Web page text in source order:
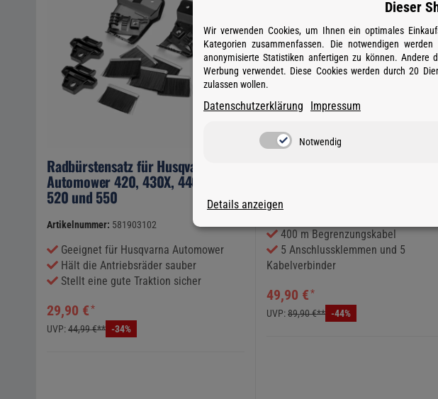
Radbürstensatz für Husqvarna
Automower 420, 430X, 440, 450X,
520 und 550
Artikelnummer: 581903102
Geeignet für Husqvarna Automower
Hält die Antriebsräder sauber
Stellt eine gute Traktion sicher
29,90 €*
UVP:44,99 €** -34%
400 m Begrenzungskabel
5 Anschlussklemmen und 5
Kabelverbinder
49,90 €*
UVP:89,90 €** -44%
Dieser
Wir verwenden Cookies, um Ihnen ein optimales
Kategorien zusammenfassen. Die notwendigen
anonymisierte Statistiken anfertigen zu können. Andere
Werbung verwendet. Diese Cookies werden durch 20
zulassen wollen.
Datenschutzerklärung Impressum
Notwendig
Details anzeigen